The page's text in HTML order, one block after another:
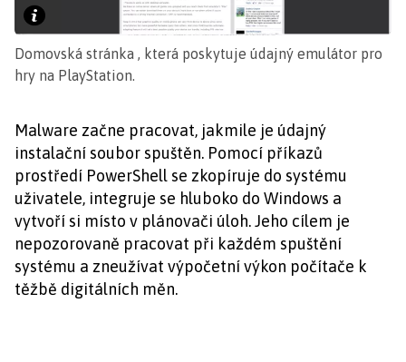
Domovská stránka , která poskytuje údajný emulátor pro
hry na PlayStation.
Malware začne pracovat, jakmile je údajný
instalační soubor spuštěn. Pomocí příkazů
prostředí PowerShell se zkopíruje do systému
uživatele, integruje se hluboko do Windows a
vytvoří si místo v plánovači úloh. Jeho cílem je
nepozorovaně pracovat při každém spuštění
systému a zneužívat výpočetní výkon počítače k
těžbě digitálních měn.